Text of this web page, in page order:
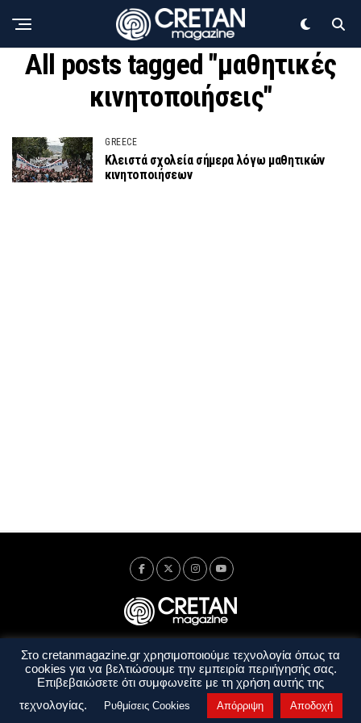
All posts tagged "μαθητικές
κινητοποιήσεις"
GREECE
Κλειστά σχολεία σήμερα λόγω μαθητικών
κινητοποιήσεων
Ταυτότητα Πολιτική Απορρήτου
Όροι Χρήσης
Όροι και Προϋποθέσεις
Στο cretanmagazine.gr χρησιμοποιούμε τεχνολογία όπως τα
cookies για να βελτιώσουμε την εμπειρία περιήγησής σας.
Επιβεβαιώσετε ότι συμφωνείτε με τη χρήση αυτής της
τεχνολογίας.
Ρυθμίσεις Cookies Απόρριψη Αποδοχή